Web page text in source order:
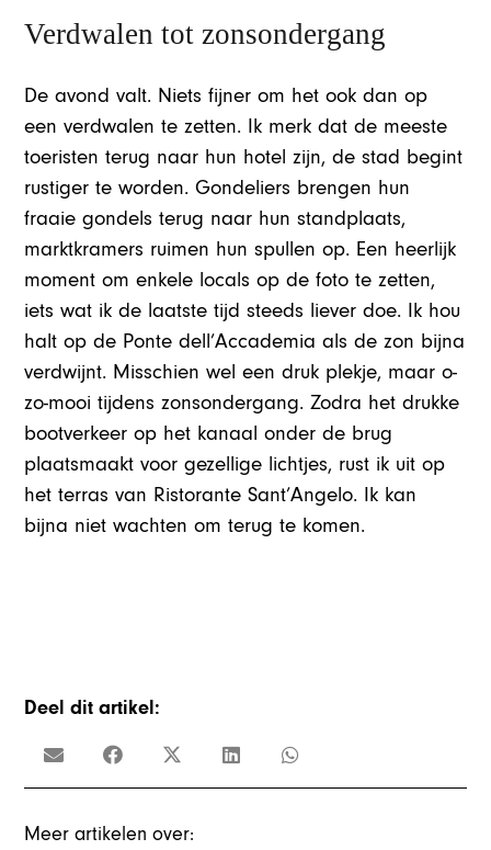
Verdwalen tot zonsondergang
De avond valt. Niets fijner om het ook dan op
een verdwalen te zetten. Ik merk dat de meeste
toeristen terug naar hun hotel zijn, de stad begint
rustiger te worden. Gondeliers brengen hun
fraaie gondels terug naar hun standplaats,
marktkramers ruimen hun spullen op. Een heerlijk
moment om enkele locals op de foto te zetten,
iets wat ik de laatste tijd steeds liever doe. Ik hou
halt op de Ponte dell’Accademia als de zon bijna
verdwijnt. Misschien wel een druk plekje, maar o-
zo-mooi tijdens zonsondergang. Zodra het drukke
bootverkeer op het kanaal onder de brug
plaatsmaakt voor gezellige lichtjes, rust ik uit op
het terras van Ristorante Sant’Angelo. Ik kan
bijna niet wachten om terug te komen.
Deel dit artikel:
Meer artikelen over: